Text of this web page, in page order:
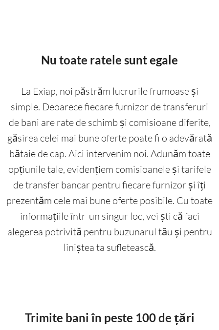
Nu toate ratele sunt egale
La Exiap, noi păstrăm lucrurile frumoase și
simple. Deoarece fiecare furnizor de transferuri
de bani are rate de schimb și comisioane diferite,
găsirea celei mai bune oferte poate fi o adevărată
bătaie de cap. Aici intervenim noi. Adunăm toate
opțiunile tale, evidențiem comisioanele și tarifele
de transfer bancar pentru fiecare furnizor și îți
prezentăm cele mai bune oferte posibile. Cu toate
informațiile într-un singur loc, vei ști că faci
alegerea potrivită pentru buzunarul tău și pentru
liniștea ta sufletească.
Trimite bani în peste 100 de țări